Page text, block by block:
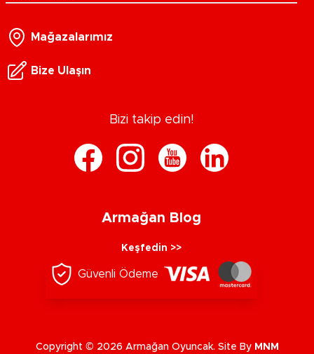
Mağazalarımız
Bize Ulaşın
Bizi takip edin!
Armağan Blog
Keşfedin >>
Güvenli Ödeme
Copyright © 2026 Armağan Oyuncak. Site By MNM